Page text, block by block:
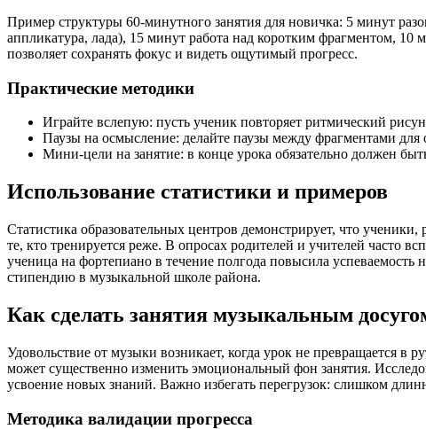
Пример структуры 60-минутного занятия для новичка: 5 минут
аппликатура, лада), 15 минут работа над коротким фрагментом,
позволяет сохранять фокус и видеть ощутимый прогресс.
Практические методики
Играйте вслепую: пусть ученик повторяет ритмический
Паузы на осмысление: делайте паузы между фрагментами для
Мини-цели на занятие: в конце урока обязательно должен
Использование статистики и примеров
Статистика образовательных центров демонстрирует, что
те, кто тренируется реже. В опросах родителей и учителей часто
ученица на фортепиано в течение полгода повысила
стипендию в музыкальной школе района.
Как сделать занятия музыкальным
Удовольствие от музыки возникает, когда урок не превращается
может существенно изменить эмоциональный фон занятия.
усвоение новых знаний. Важно избегать перегрузок: слишком
Методика валидации прогресса